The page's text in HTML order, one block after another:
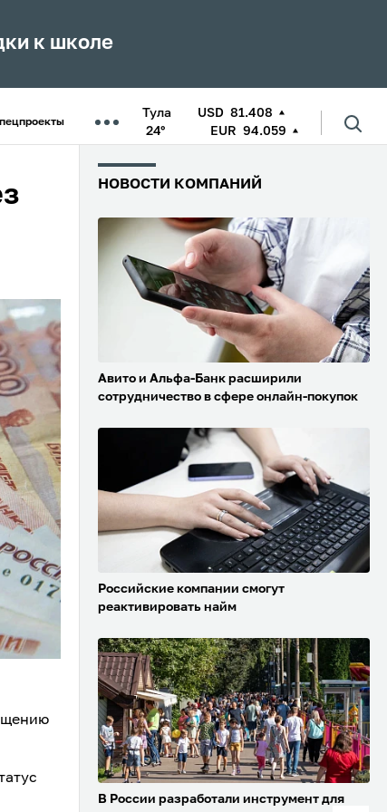
к школе
Тула
24°
USD 81.408
EUR 94.059
НОВОСТИ КОМПАНИЙ
Авито и Альфа-Банк расширили
сотрудничество в сфере онлайн-покупок
Российские компании смогут
реактивировать найм
В России разработали инструмент для